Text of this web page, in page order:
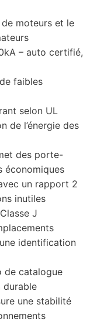
moteurs et le
– auto certifié,
faibles
selon UL
de l’énergie des
des porte-
économiques
un rapport 2
inutiles
J
identification
de catalogue
durable
une stabilité